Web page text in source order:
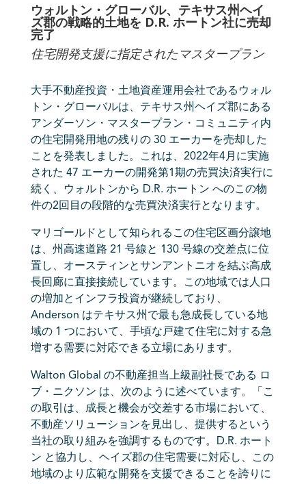
ウォルトン・グローバル、テキサス州ヘイ
ズ郡の戦略的土地を D.R. ホートン社に売却
完了
住宅開発支援に指定されたマスタープラン
大手不動産投資・土地資産運用会社であるウォル
トン・グローバルは、テキサス州ヘイズ郡にある
アンダーソン・マスタープラン・コミュニティ内
の住宅開発用地の残りの 30 エーカーを売却した
ことを発表しました。これは、2022年4月に実施
された 47 エーカーの開発第1期の売買決済実行に
続く、ウォルトンから D.R. ホートン へのこの物
件の2回目の段階的な売買決済実行となります。
マリゴールドとして知られるこの住宅区画分譲地
は、州高速道路 21 号線と 130 号線の交差点に位
置し、オースティンとサンアントニオを結ぶ高成
長回廊に直接接続しています。この地域では人口
の増加とインフラ投資が継続しており、
Anderson はテキサス州で最も急成長している地
域の 1 つにおいて、手頃な戸建て住宅に対する急
増する需要に対応できる立場にあります。
Walton Global の不動産担当上級副社長である ロ
ブ・ニクソン は、次のように述べています。「こ
の取引は、成長と機会が交差する市場において、
不動産ソリューションを見出し、提供するという
当社の取り組みを強調するものです。D.R. ホート
ン と協力し、ヘイズ郡の住宅需要に対応し、この
地域のより広範な開発を支援できることを誇りに